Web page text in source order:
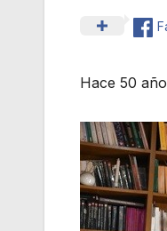
Hace 50